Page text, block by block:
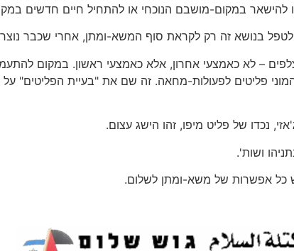
להישאר במקום-מושבם הנוכחי או להתחיל חיים חדשים
בנושא זה רק לקראת סוף המשא-ומתן, אחרי שכבר נוצרו
– לא כאמצעי אחרון, אלא כאמצעי ראשון. במקום
פליטים לפעולות-מחאה. זה שם את "בעיית הפליטים"
ושות'.
כל אפשרות של משא-ומתן לשלום.